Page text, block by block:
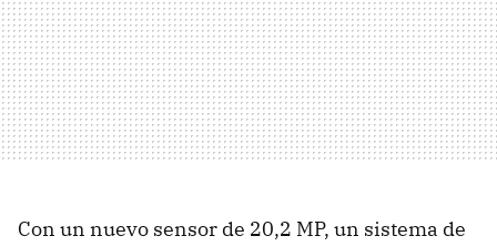
Con un nuevo sensor de 20,2 MP, un sistema de